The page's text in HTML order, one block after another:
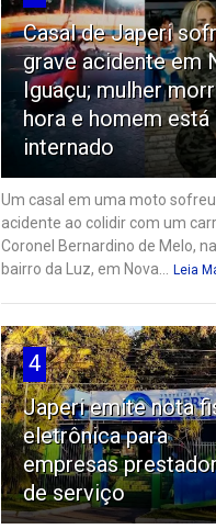
Casal de Japeri
grave acidente em
Iguaçu; mulher
hora e homem está
internado
Um casal em uma moto
acidente ao colidir com um
Coronel Bernardino de Melo,
bairro da Luz, em Nova...
Leia
4
Japeri emite nota
eletrônica para
empresas
de serviço